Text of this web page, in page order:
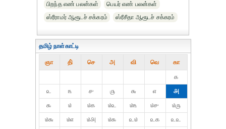
பிறந்த எண் பலன்கள்
பெயர் எண் பலன்கள்
ஸ்ரீராமர் ஆரூடச் சக்கரம்
ஸ்ரீசீதா ஆரூடச் சக்கரம்
தமிழ் நாள்காட்டி
ஞா தி் செ அ வி வெ கா
௧
௨
௩ ௪ ௫ ௬ ௭
௮
௯
௰ ௰௧ ௰௨ ௰௩ ௰௪
௰௫
௰௬
௰௭ ௰௮ ௰௯ ௨௰ ௨௧
௨௨